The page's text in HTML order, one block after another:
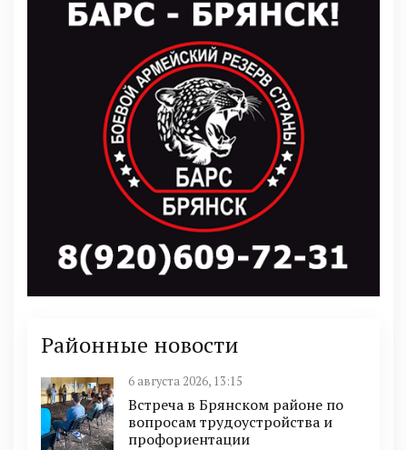
Районные новости
6 августа 2026, 13:15
Встреча в Брянском районе по
вопросам трудоустройства и
профориентации